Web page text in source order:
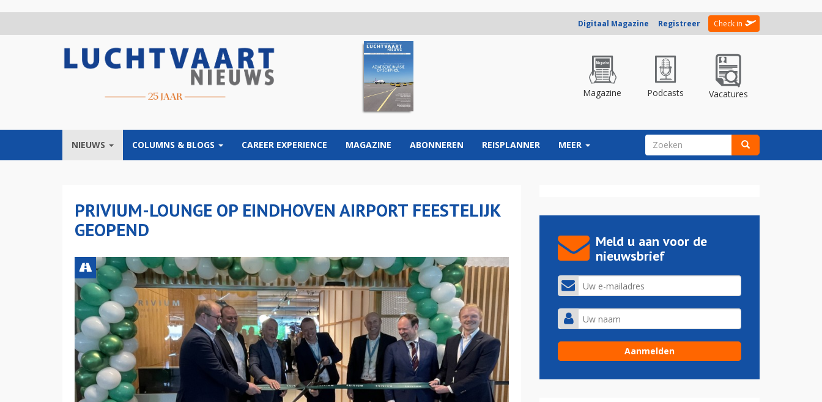
Digitaal Magazine Registreer Check in
Magazine Podcasts Vacatures
NIEUWS COLUMNS & BLOGS CAREER EXPERIENCE MAGAZINE ABONNEREN REISPLANNER MEER ZOEKVELD
PRIVIUM-LOUNGE OP EINDHOVEN AIRPORT FEESTELIJK
GEOPEND
Meld u aan voor de
nieuwsbrief